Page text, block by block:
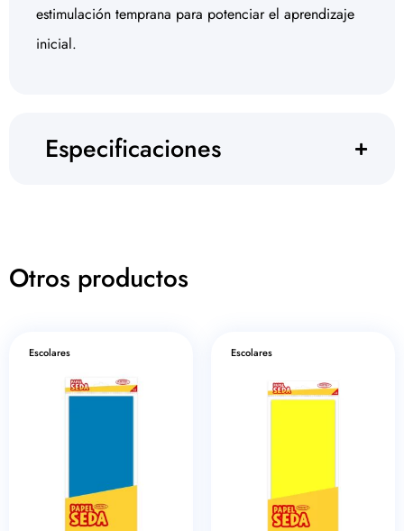
estimulación temprana para potenciar el aprendizaje
inicial.
Especificaciones
Otros productos
Escolares Escolares